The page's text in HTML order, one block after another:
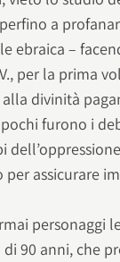
a
ebraica –
per la prima
divinità
furono i
per assicurare
personaggi
di 90 anni, che